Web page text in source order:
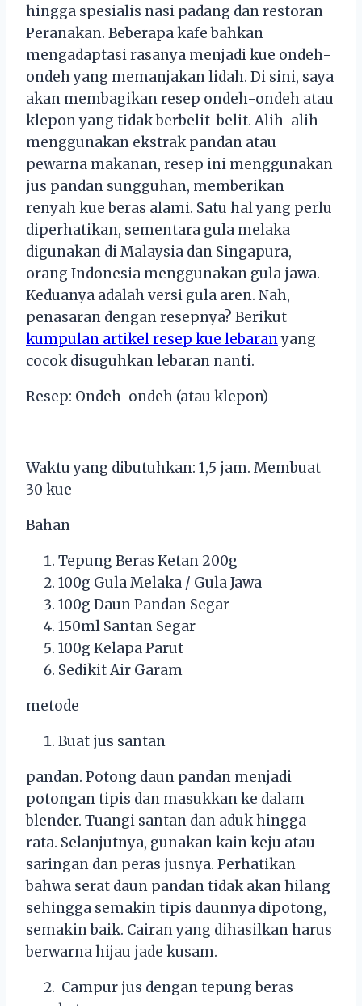
hingga spesialis nasi padang dan restoran
Peranakan. Beberapa kafe bahkan
mengadaptasi rasanya menjadi kue ondeh-
ondeh yang memanjakan lidah. Di sini, saya
akan membagikan resep ondeh-ondeh atau
klepon yang tidak berbelit-belit. Alih-alih
menggunakan ekstrak pandan atau
pewarna makanan, resep ini menggunakan
jus pandan sungguhan, memberikan
renyah kue beras alami. Satu hal yang perlu
diperhatikan, sementara gula melaka
digunakan di Malaysia dan Singapura,
orang Indonesia menggunakan gula jawa.
Keduanya adalah versi gula aren. Nah,
penasaran dengan resepnya? Berikut
kumpulan artikel resep kue lebaranyang
cocok disuguhkan lebaran nanti.
Resep: Ondeh-ondeh (atau klepon)
Waktu yang dibutuhkan: 1,5 jam. Membuat
30 kue
Bahan
Tepung Beras Ketan 200g
100g Gula Melaka / Gula Jawa
100g Daun Pandan Segar
150ml Santan Segar
100g Kelapa Parut
Sedikit Air Garam
metode
Buat jus santan
pandan. Potong daun pandan menjadi
potongan tipis dan masukkan ke dalam
blender. Tuangi santan dan aduk hingga
rata. Selanjutnya, gunakan kain keju atau
saringan dan peras jusnya. Perhatikan
bahwa serat daun pandan tidak akan hilang
sehingga semakin tipis daunnya dipotong,
semakin baik. Cairan yang dihasilkan harus
berwarna hijau jade kusam.
Campur jus dengan tepung beras